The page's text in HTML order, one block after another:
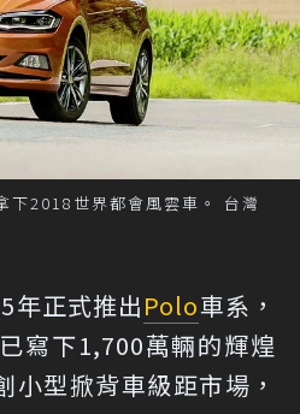
2018世界都會風雲車。 台灣
年正式推出Polo車系，
寫下1,700萬輛的輝煌
小型掀背車級距市場，